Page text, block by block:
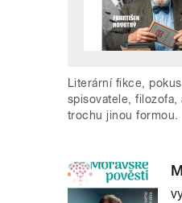
Literární fikce,
spisovatele, filozofa,
trochu jinou formou.